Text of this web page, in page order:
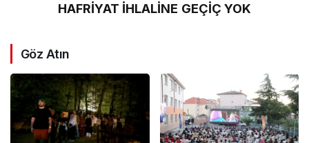
HAFRİYAT İHLALİNE GEÇİÇ YOK
Göz Atın